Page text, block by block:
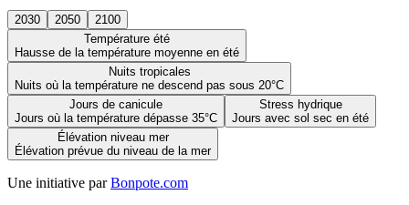
2030 2050
2100
Température été
Hausse de la température moyenne en été
Nuits tropicales
Nuits où la température ne descend pas sous 20°C
Jours de canicule
Jours où la température dépasse 35°C
Stress hydrique
Jours avec sol sec en été
Élévation niveau mer
Élévation prévue du niveau de la mer
Une initiative par Bonpote.com